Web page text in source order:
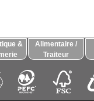
&
Alimentaire /
Traiteur